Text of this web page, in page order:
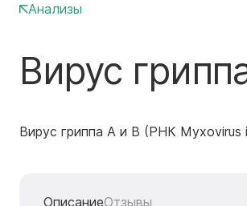
Анализы
Вирус
Вирус гриппа А и В (РНК Myxovirus
ОписаниеОтзывы